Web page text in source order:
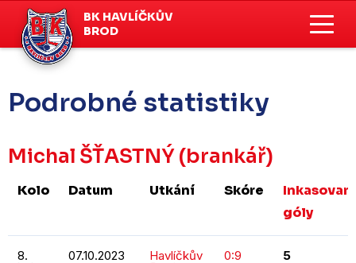
BK HAVLÍČKŮV
BROD
Podrobné statistiky
Michal ŠŤASTNÝ(brankář)
Kolo Datum Utkání Skóre
góly
8. 07.10.2023 Havlíčkův 0:9 5